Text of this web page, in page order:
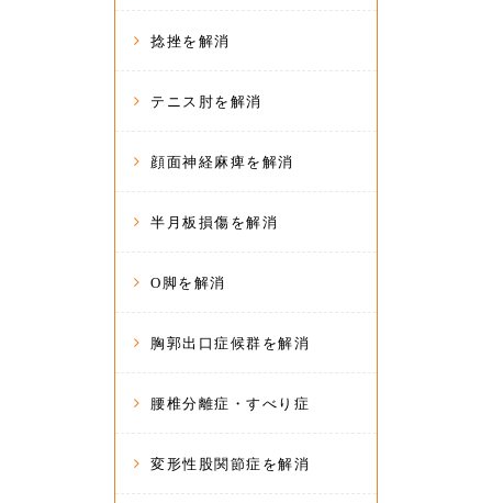
捻挫を解消
テニス肘を解消
顔面神経麻痺を解消
半月板損傷を解消
O脚を解消
胸郭出口症候群を解消
腰椎分離症・すべり症
変形性股関節症を解消